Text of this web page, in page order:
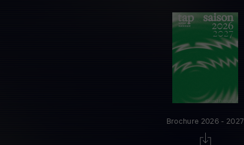
Brochure 2026 - 2027